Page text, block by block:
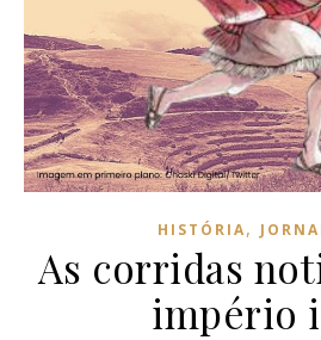
HISTÓRIA,
As corridas
império